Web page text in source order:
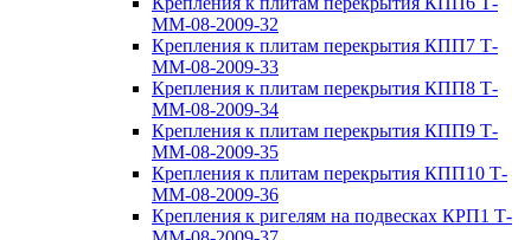
ММ-08-2009-32
Крепления к плитам перекрытия КПП7 Т-
ММ-08-2009-33
Крепления к плитам перекрытия КПП8 Т-
ММ-08-2009-34
Крепления к плитам перекрытия КПП9 Т-
ММ-08-2009-35
Крепления к плитам перекрытия КПП10 Т-
ММ-08-2009-36
Крепления к ригелям на подвесках КРП1 Т-